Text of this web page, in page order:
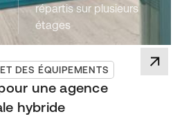
répartis sur plusieurs
étages
DES ÉQUIPEMENTS
une agence
hybride